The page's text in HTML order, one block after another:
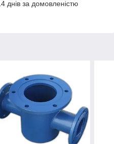
днів за домовленістю